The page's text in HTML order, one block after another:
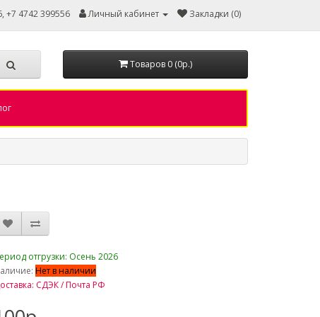
+7 4742 399556 Личный кабинет Закладки (0)
Товаров 0 (0р.)
отгрузки: Осень 2026
Нет в наличии
СДЭК / Почта РФ